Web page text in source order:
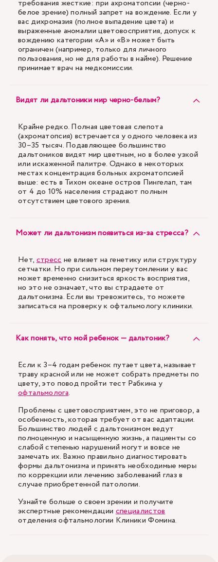
требования жесткие: при ахроматопсии (черно-
белое зрение) полный запрет на вождение. Если у
вас дихромазия (полное выпадение цвета) и
выраженные аномалии цветовосприятия, допуск к
вождению категории «А» и «В» может быть
ограничен (например, только для личного
пользования, но не для работы в найме). Решение
принимает врач на медкомиссии.
Видят ли дальтоники мир черно-белым?
Крайне редко. Полная цветовая слепота
(ахроматопсия) встречается у одного человека из
30–35 тысяч. Подавляющее большинство
дальтоников видят мир цветным, но в более узкой
или искаженной палитре. Однако в некоторых
местах концентрация больных ахроматопсией
выше: есть в Тихом океане остров Пингелап, там
от 4 до 10% населения страдают полным
отсутствием цветового зрения.
Может ли дальтонизм появиться из-за стресса?
Нет,стрессне влияет на генетику или структуру
сетчатки. Но при сильном переутомлении у вас
может временно снизиться яркость восприятия,
но это не означает, что вы страдаете от
дальтонизма. Если вы тревожитесь, то можете
записаться на проверку к офтальмологу клиники.
Как понять, что мой ребенок — дальтоник?
Если к 3–4 годам ребенок путает цвета, называет
траву красной или не может собрать предметы по
цвету, это повод пройти тест Рабкина у
офтальмолога.
Проблемы с цветовосприятием, это не приговор, а
особенность, которая требует от вас адаптации.
Большинство людей с дальтонизмом ведут
полноценную и насыщенную жизнь, а пациенты со
слабой степенью нарушений могут и вовсе не
замечать их. Важно правильно диагностировать
формы дальтонизма и принять необходимые меры
по коррекции или лечению заболеваний глаз в
случае приобретенной патологии.
Узнайте больше о своем зрении и получите
экспертные рекомендацииспециалистов
отделения офтальмологии Клиники Фомина.